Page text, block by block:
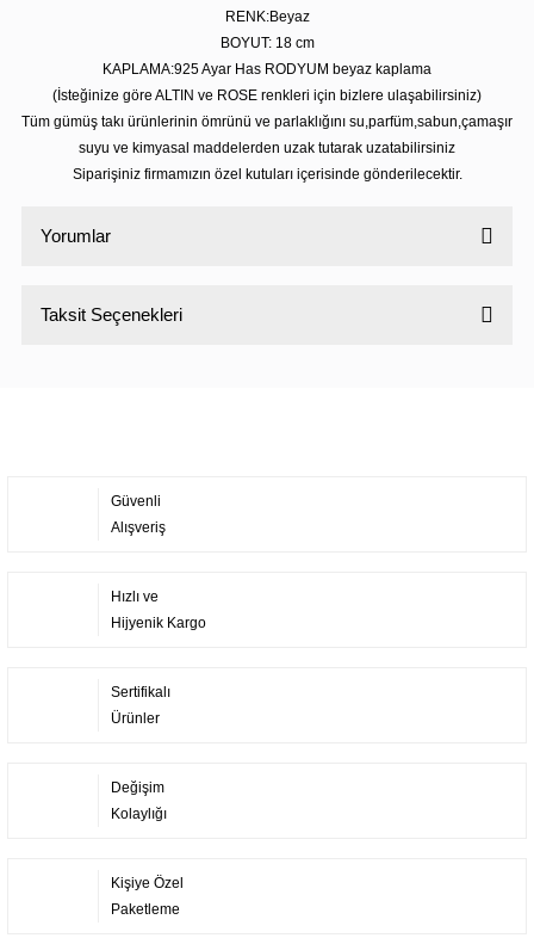
RENK:Beyaz
BOYUT: 18 cm
KAPLAMA:925 Ayar Has RODYUM beyaz kaplama
(İsteğinize göre ALTIN ve ROSE renkleri için bizlere ulaşabilirsiniz)
Tüm gümüş takı ürünlerinin ömrünü ve parlaklığını su,parfüm,sabun,çamaşır
suyu ve kimyasal maddelerden uzak tutarak uzatabilirsiniz
Siparişiniz firmamızın özel kutuları içerisinde gönderilecektir.
Yorumlar
Taksit Seçenekleri
Güvenli
Alışveriş
Hızlı ve
Hijyenik Kargo
Sertifikalı
Ürünler
Değişim
Kolaylığı
Kişiye Özel
Paketleme